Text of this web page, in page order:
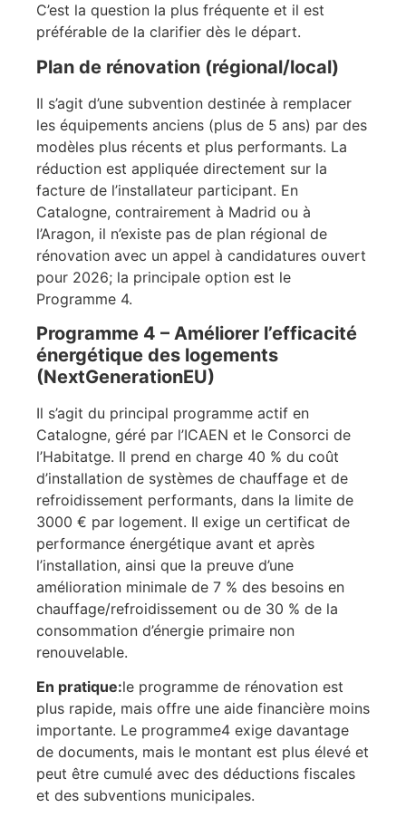
C’est la question la plus fréquente et il est
préférable de la clarifier dès le départ.
Plan de rénovation (régional/local)
Il s’agit d’une subvention destinée à remplacer
les équipements anciens (plus de 5 ans) par des
modèles plus récents et plus performants. La
réduction est appliquée directement sur la
facture de l’installateur participant. En
Catalogne, contrairement à Madrid ou à
l’Aragon, il n’existe pas de plan régional de
rénovation avec un appel à candidatures ouvert
pour 2026; la principale option est le
Programme 4.
Programme 4 – Améliorer l’efficacité
énergétique des logements
(NextGenerationEU)
Il s’agit du principal programme actif en
Catalogne, géré par l’ICAEN et le Consorci de
l’Habitatge. Il prend en charge 40 % du coût
d’installation de systèmes de chauffage et de
refroidissement performants, dans la limite de
3000 € par logement. Il exige un certificat de
performance énergétique avant et après
l’installation, ainsi que la preuve d’une
amélioration minimale de 7 % des besoins en
chauffage/refroidissement ou de 30 % de la
consommation d’énergie primaire non
renouvelable.
En pratique:le programme de rénovation est
plus rapide, mais offre une aide financière moins
importante. Le programme4 exige davantage
de documents, mais le montant est plus élevé et
peut être cumulé avec des déductions fiscales
et des subventions municipales.